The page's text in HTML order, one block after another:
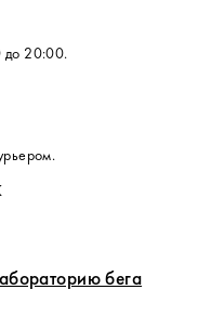
бега
до 20:00.